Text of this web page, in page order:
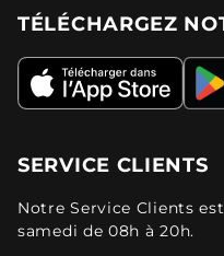
TÉLÉCHARGEZ
SERVICE CLIENTS
Notre Service Clients
samedi de 08h à 20h.